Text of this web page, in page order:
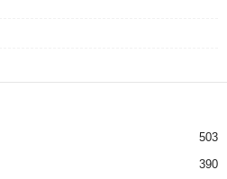
503
390